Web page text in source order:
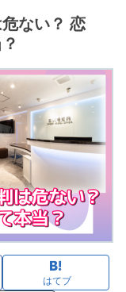
ない？ 恋
はてブ